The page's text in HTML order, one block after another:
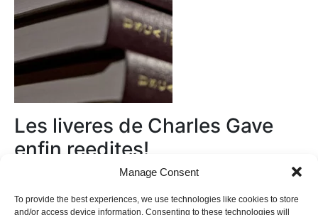
Manage Consent
To provide the best experiences, we use technologies like cookies to store
and/or access device information. Consenting to these technologies will
Les liveres de Charles Gave
enfin reedites!